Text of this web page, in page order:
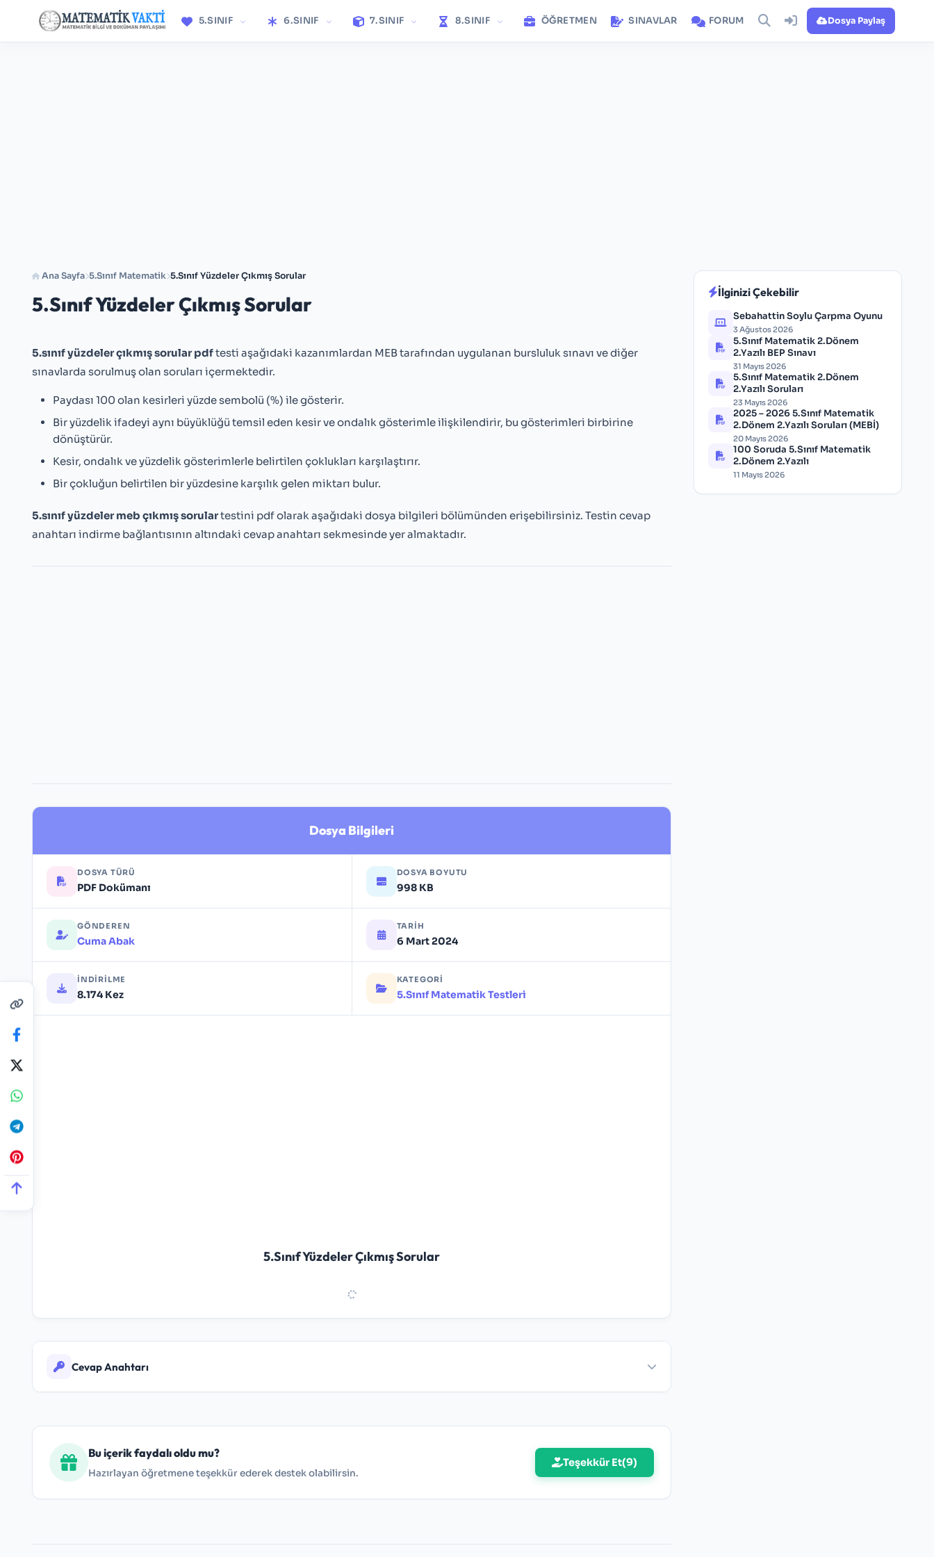
5.SINIF 6.SINIF 7.SINIF 8.SINIF ÖĞRETMEN SINAVLAR FORUM Dosya Paylaş
Ana Sayfa 5.Sınıf Matematik 5.Sınıf Yüzdeler Çıkmış Sorular
5.Sınıf Yüzdeler Çıkmış Sorular
5.sınıf yüzdeler çıkmış sorular pdftesti aşağıdaki kazanımlardan MEB tarafından uygulanan bursluluk sınavı ve diğer
sınavlarda sorulmuş olan soruları içermektedir.
Paydası 100 olan kesirleri yüzde sembolü (%) ile gösterir.
Bir yüzdelik ifadeyi aynı büyüklüğü temsil eden kesir ve ondalık gösterimle ilişkilendirir, bu gösterimleri birbirine
dönüştürür.
Kesir, ondalık ve yüzdelik gösterimlerle belirtilen çoklukları karşılaştırır.
Bir çokluğun belirtilen bir yüzdesine karşılık gelen miktarı bulur.
5.sınıf yüzdeler meb çıkmış sorulartestini pdf olarak aşağıdaki dosya bilgileri bölümünden erişebilirsiniz. Testin cevap
anahtarı indirme bağlantısının altındaki cevap anahtarı sekmesinde yer almaktadır.
Dosya Bilgileri
DOSYA TÜRÜ
PDF Dokümanı
DOSYA BOYUTU
998 KB
GÖNDEREN
Cuma Abak
TARIH
6 Mart 2024
İNDIRILME
8.174 Kez
KATEGORI
5.Sınıf Matematik Testleri
5.Sınıf Yüzdeler Çıkmış Sorular
Cevap Anahtarı
Bu içerik faydalı oldu mu?
Hazırlayan öğretmene teşekkür ederek destek olabilirsin.
Teşekkür Et(9)
İlginizi Çekebilir
Sebahattin Soylu Çarpma Oyunu
3 Ağustos 2026
5.Sınıf Matematik 2.Dönem
2.Yazılı BEP Sınavı
31 Mayıs 2026
5.Sınıf Matematik 2.Dönem
2.Yazılı Soruları
23 Mayıs 2026
2025 – 2026 5.Sınıf Matematik
2.Dönem 2.Yazılı Soruları (MEBİ)
20 Mayıs 2026
100 Soruda 5.Sınıf Matematik
2.Dönem 2.Yazılı
11 Mayıs 2026